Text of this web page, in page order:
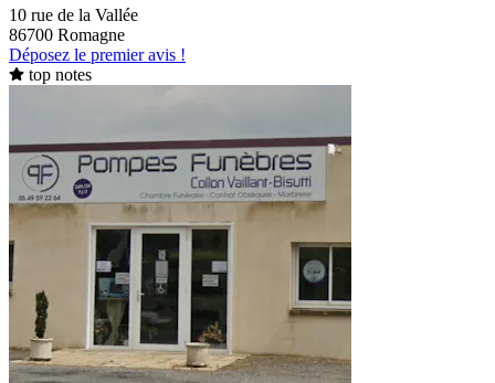
10 rue de la Vallée
86700 Romagne
Déposez le premier avis !
top notes